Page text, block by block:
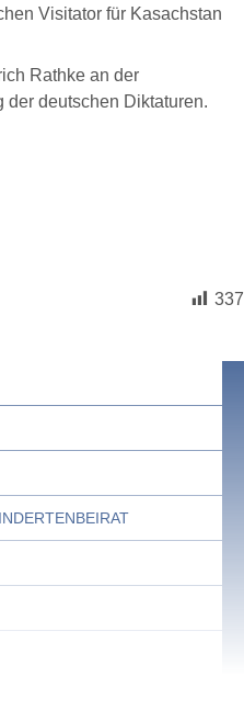
Visitator für Kasachstan
Rathke an der
deutschen Diktaturen.
337